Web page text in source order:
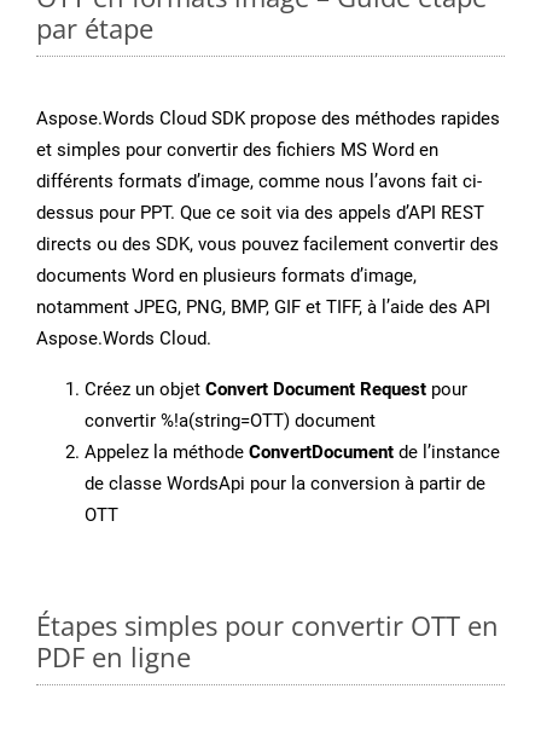
par étape
Aspose.Words Cloud SDK propose des méthodes rapides
et simples pour convertir des fichiers MS Word en
différents formats d’image, comme nous l’avons fait ci-
dessus pour PPT. Que ce soit via des appels d’API REST
directs ou des SDK, vous pouvez facilement convertir des
documents Word en plusieurs formats d’image,
notamment JPEG, PNG, BMP, GIF et TIFF, à l’aide des API
Aspose.Words Cloud.
Créez un objet Convert Document Request pour
convertir %!a(string=OTT) document
Appelez la méthode ConvertDocument de l’instance
de classe WordsApi pour la conversion à partir de
OTT
Étapes simples pour convertir OTT en
PDF en ligne